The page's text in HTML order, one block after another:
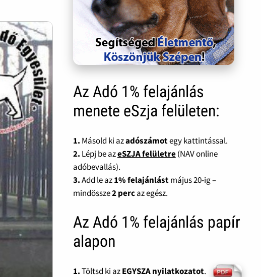
Az Adó 1% felajánlás
menete eSzja felületen:
1. Másold ki azadószámotegy kattintással.
2. Lépj be azeSZJA felületre(NAV online
adóbevallás).
3.Add le az1% felajánlástmájus 20-ig –
mindössze2 percaz egész.
Az Adó 1% felajánlás papír
alapon
1.Töltsd ki azEGYSZA nyilatkozatot.